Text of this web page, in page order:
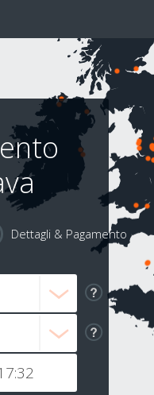
Dettagli & Pagamento